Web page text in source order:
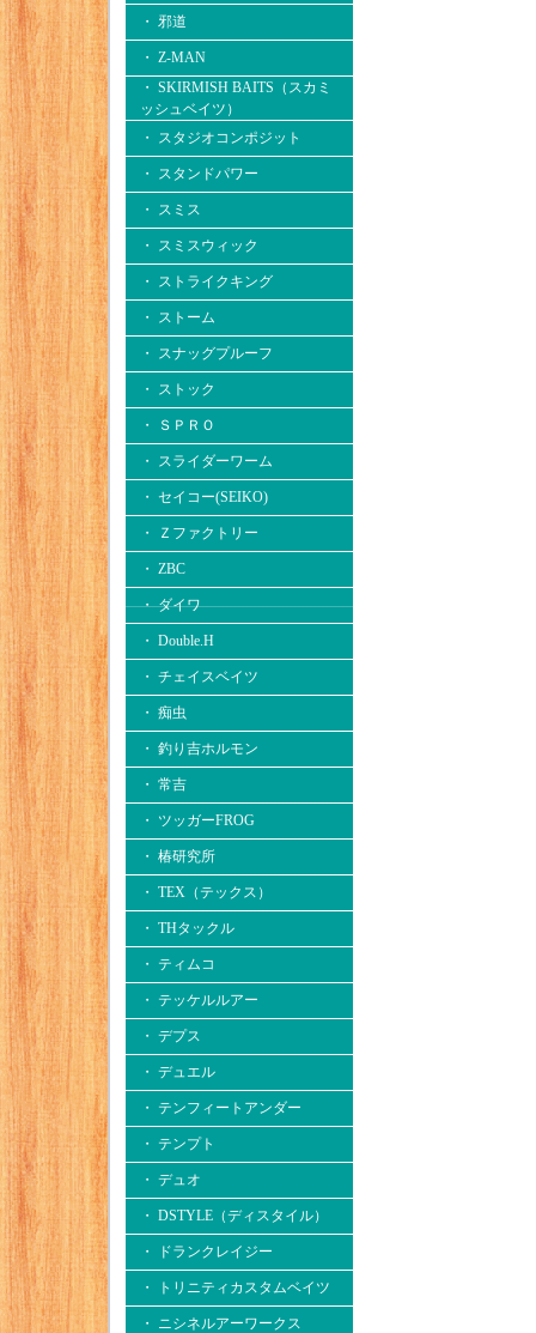
・ 邪道
・ Z-MAN
・ SKIRMISH BAITS（スカミ
ッシュベイツ）
・ スタジオコンポジット
・ スタンドパワー
・ スミス
・ スミスウィック
・ ストライクキング
・ ストーム
・ スナッグプルーフ
・ ストック
・ ＳＰＲＯ
・ スライダーワーム
・ セイコー(SEIKO)
・ Ｚファクトリー
・ ZBC
・ ダイワ
・ Double.H
・ チェイスベイツ
・ 痴虫
・ 釣り吉ホルモン
・ 常吉
・ ツッガーFROG
・ 椿研究所
・ TEX（テックス）
・ THタックル
・ ティムコ
・ テッケルルアー
・ デプス
・ デュエル
・ テンフィートアンダー
・ テンプト
・ デュオ
・ DSTYLE（ディスタイル）
・ ドランクレイジー
・ トリニティカスタムベイツ
・ ニシネルアーワークス